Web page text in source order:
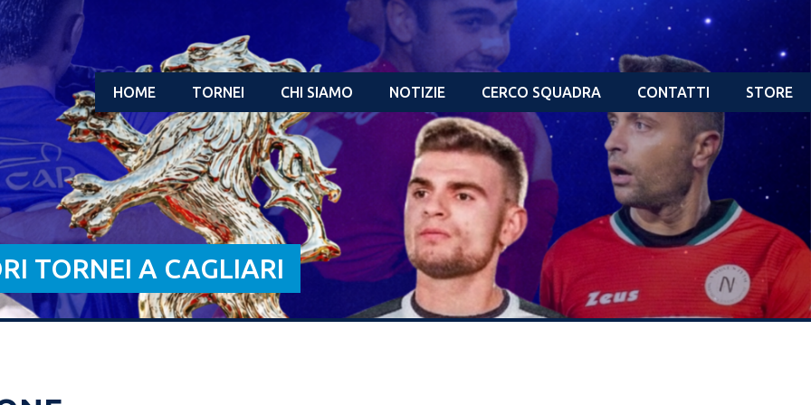
HOME TORNEI CHI SIAMO NOTIZIE CERCO SQUADRA CONTATTI STORE
TORNEI A CAGLIARI